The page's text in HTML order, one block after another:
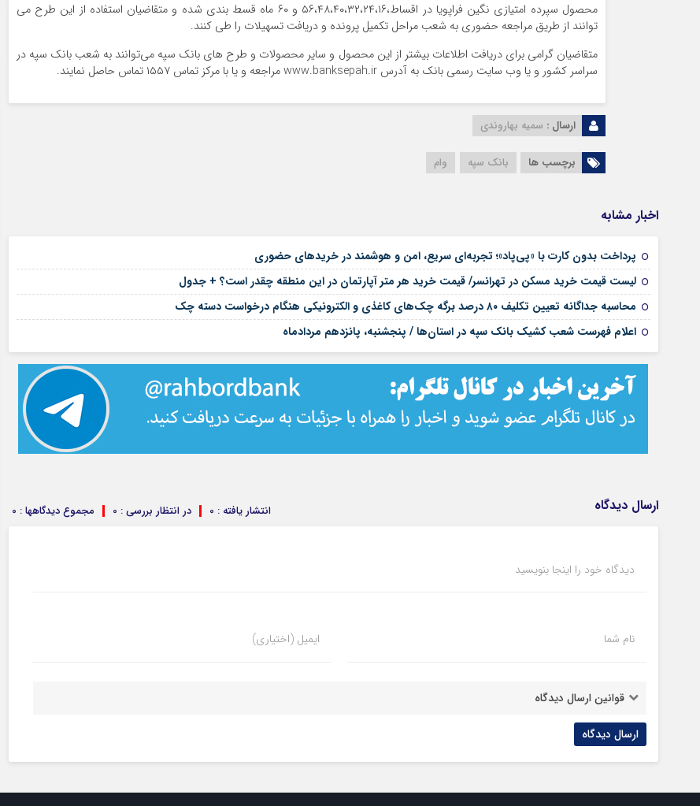
محصول سپرده امتیازی نگین فراپویا در اقساط،۵۶،۴۸،۴۰،۳۲،۲۴،۱۶ و ۶۰ ماه قسط بندی شده و متقاضیان استفاده از این طرح می
توانند از طریق مراجعه حضوری به شعب مراحل تکمیل پرونده و دریافت تسهیلات را طی کنند.
متقاضیان گرامی برای دریافت اطلاعات بیشتر از این محصول و سایر محصولات و طرح های بانک سپه می‌توانند به شعب بانک سپه در
سراسر کشور و یا وب سایت رسمی بانک به آدرس www.banksepah.ir مراجعه و یا با مرکز تماس ۱۵۵۷ تماس حاصل نمایند.
ارسال : سمیه بهاروندی
برچسب ها بانک سپه وام
اخبار مشابه
پرداخت بدون کارت با «پی‌پاد»؛ تجربه‌ای سریع، امن و هوشمند در خریدهای حضوری
لیست قیمت خرید مسکن در تهرانسر/ قیمت خرید هر متر آپارتمان در این منطقه چقدر است؟ + جدول
محاسبه جداگانه تعیین تکلیف ۸۰ درصد برگه چک‌های کاغذی و الکترونیکی هنگام درخواست دسته چک
اعلام فهرست شعب کشیک بانک سپه در استان‌ها / پنجشنبه، پانزدهم مردادماه
ارسال دیدگاه مجموع دیدگاهها : 0 در انتظار بررسی : 0 انتشار یافته : 0
دیدگاه خود را اینجا بنویسید
نام شما ایمیل (اختیاری)
قوانین ارسال دیدگاه